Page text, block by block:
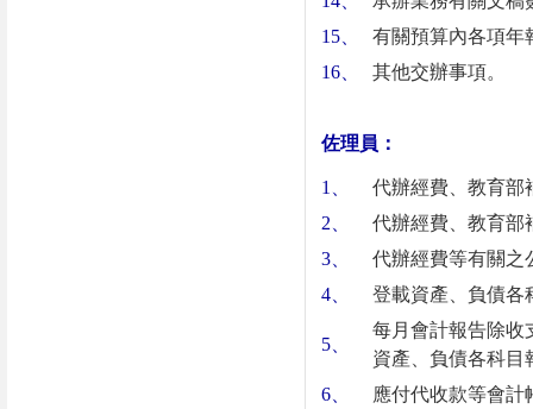
15
有關預算內各項年
16
其他交辦事項。
佐理員：
1
代辦經費、教育部
2
代辦經費、教育部
3
代辦經費等有關之
4
登載資產、負債各
5
每月會計報告除收
資產、負債各科目
6
應付代收款等會計